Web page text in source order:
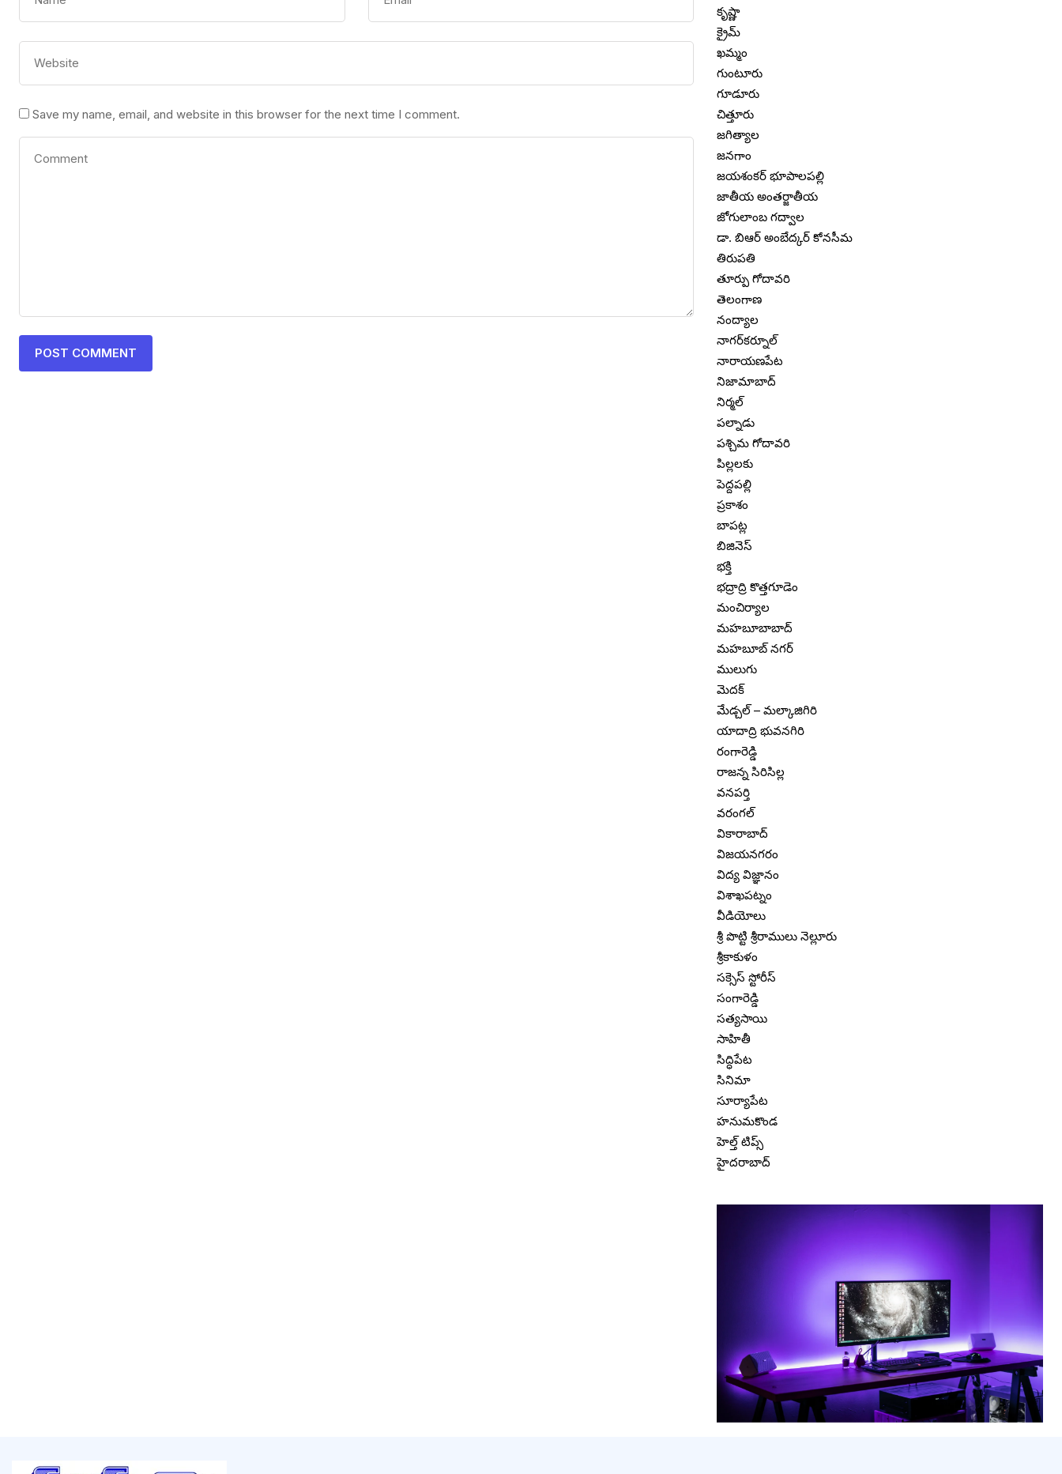
Save my name, email, and website in this browser for the next time I comment.
కృష్ణా
క్రైమ్
ఖమ్మం
గుంటూరు
గూడూరు
చిత్తూరు
జగిత్యాల
జనగాం
జయశంకర్ భూపాలపల్లి
జాతీయ అంతర్జాతీయ
జోగులాంబ గద్వాల
డా. బిఆర్ అంబేద్కర్ కోనసీమ
తిరుపతి
తూర్పు గోదావరి
తెలంగాణ
నంద్యాల
నాగర్‌కర్నూల్
నారాయణపేట
నిజామాబాద్
నిర్మల్
పల్నాడు
పశ్చిమ గోదావరి
పిల్లలకు
పెద్దపల్లి
ప్రకాశం
బాపట్ల
బిజినెస్
భక్తి
భద్రాద్రి కొత్తగూడెం
మంచిర్యాల
మహబూబాబాద్
మహబూబ్ నగర్
ములుగు
మెదక్
మేడ్చల్ – మల్కాజిగిరి
యాదాద్రి భువనగిరి
రంగారెడ్డి
రాజన్న సిరిసిల్ల
వనపర్తి
వరంగల్
వికారాబాద్
విజయనగరం
విద్య విజ్ఞానం
విశాఖపట్నం
వీడియోలు
శ్రీ పొట్టి శ్రీరాములు నెల్లూరు
శ్రీకాకుళం
సక్సెస్ స్టోరీస్
సంగారెడ్డి
సత్యసాయి
సాహితీ
సిద్ధిపేట
సినిమా
సూర్యాపేట
హనుమకొండ
హెల్త్ టిప్స్
హైదరాబాద్